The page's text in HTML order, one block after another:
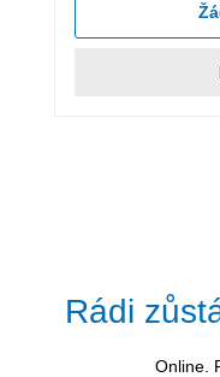
Rádi
Online.